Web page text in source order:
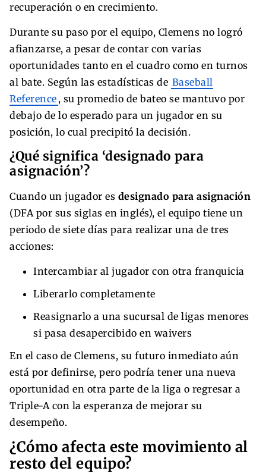
recuperación o en crecimiento.
Durante su paso por el equipo, Clemens no logró
afianzarse, a pesar de contar con varias
oportunidades tanto en el cuadro como en turnos
al bate. Según las estadísticas de Baseball
Reference , su promedio de bateo se mantuvo por
debajo de lo esperado para un jugador en su
posición, lo cual precipitó la decisión.
¿Qué significa ‘designado para
asignación’?
Cuando un jugador es designado para asignación
(DFA por sus siglas en inglés), el equipo tiene un
periodo de siete días para realizar una de tres
acciones:
Intercambiar al jugador con otra franquicia
Liberarlo completamente
Reasignarlo a una sucursal de ligas menores
si pasa desapercibido en waivers
En el caso de Clemens, su futuro inmediato aún
está por definirse, pero podría tener una nueva
oportunidad en otra parte de la liga o regresar a
Triple-A con la esperanza de mejorar su
desempeño.
¿Cómo afecta este movimiento al
resto del equipo?